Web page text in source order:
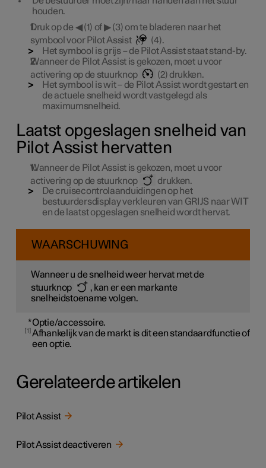
houden.
Druk op de ◀ (1) of ▶ (3) om te bladeren naar het
symbool voor Pilot Assist
(4).
Het symbool is grijs – de Pilot Assist staat stand-by.
Wanneer de Pilot Assist is gekozen, moet u voor
activering op de stuurknop
(2) drukken.
Het symbool is wit – de Pilot Assist wordt gestart en
de actuele snelheid wordt vastgelegd als
maximumsnelheid.
Laatst opgeslagen snelheid van
Pilot Assist hervatten
Wanneer de Pilot Assist is gekozen, moet u voor
activering op de stuurknop
drukken.
De cruisecontrolaanduidingen op het
bestuurdersdisplay verkleuren van GRIJS naar WIT
en de laatst opgeslagen snelheid wordt hervat.
WAARSCHUWING
Wanneer u de snelheid weer hervat met de
stuurknop
, kan er een markante
snelheidstoename volgen.
*Optie/accessoire.
1 Afhankelijk van de markt is dit een standaardfunctie of
een optie.
Gerelateerde artikelen
Pilot Assist
Pilot Assist deactiveren